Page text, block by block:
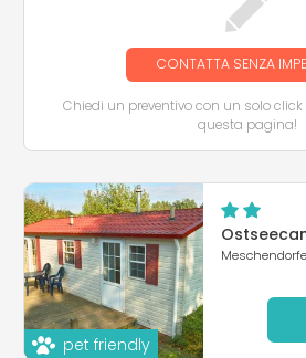
CONTATTA SENZA
Chiedi un preventivo con un solo
questa pagina!
pet friendly